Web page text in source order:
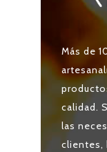
Más de
calidad.
las
clientes,